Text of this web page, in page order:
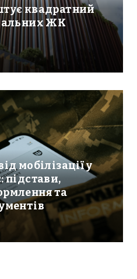
квадратний
ЖК
мобілізації у
підстави,
та